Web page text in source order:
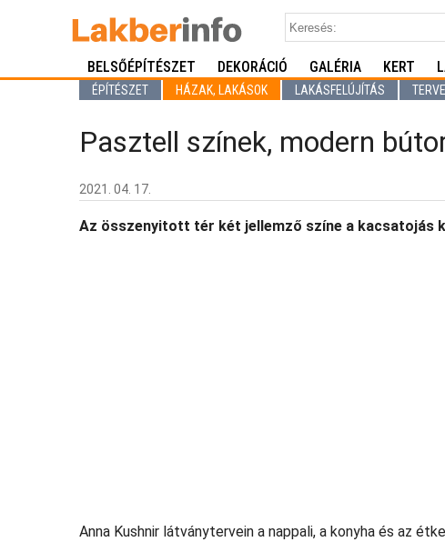
BELSŐÉPÍTÉSZET DEKORÁCIÓ GALÉRIA KERT
ÉPÍTÉSZET HÁZAK, LAKÁSOK LAKÁSFELÚJÍTÁS
Pasztell színek, modern
2021. 04. 17.
Az összenyitott tér két jellemző színe a kacsatojás
Anna Kushnir látványtervein a nappali, a konyha és az